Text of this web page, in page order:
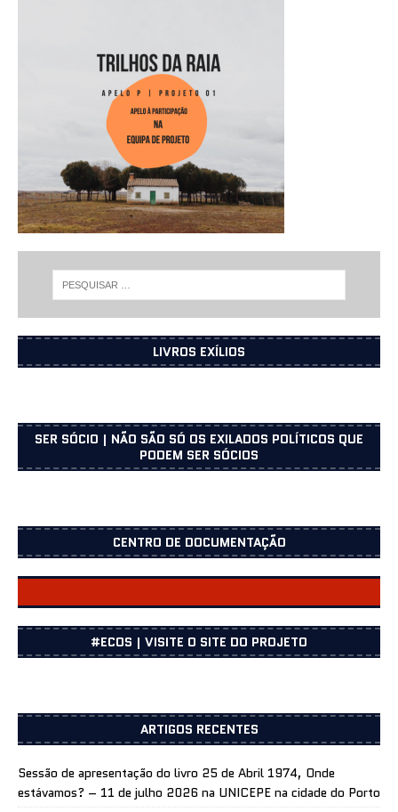
LIVROS EXÍLIOS
SER SÓCIO | NÃO SÃO SÓ OS EXILADOS POLÍTICOS QUE
PODEM SER SÓCIOS
CENTRO DE DOCUMENTAÇÃO
CENTRO DOCUMENTAÇÃO
#ECOS | VISITE O SITE DO PROJETO
ARTIGOS RECENTES
Sessão de apresentação do livro 25 de Abril 1974, Onde
estávamos? – 11 de julho 2026 na UNICEPE na cidade do Porto